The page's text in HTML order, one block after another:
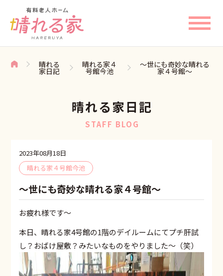
晴れる
家日記
晴れる家４
号館今池
～世にも奇妙な晴れる
家４号館～
晴れる家日記
STAFF BLOG
2023年08月18日
晴れる家４号館今池
～世にも奇妙な晴れる家４号館～
お疲れ様です〜
本日、晴れる家4号館の1階のデイルームにてプチ肝試
し？おばけ屋敷？みたいなものをやりました〜（笑）